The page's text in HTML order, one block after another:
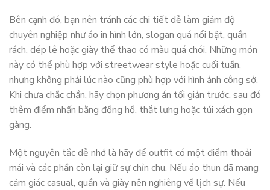
Bên cạnh đó, bạn nên tránh các chi tiết dễ làm giảm độ
chuyên nghiệp như áo in hình lớn, slogan quá nổi bật, quần
rách, dép lê hoặc giày thể thao có màu quá chói. Những món
này có thể phù hợp với streetwear style hoặc cuối tuần,
nhưng không phải lúc nào cũng phù hợp với hình ảnh công sở.
Khi chưa chắc chắn, hãy chọn phương án tối giản trước, sau đó
thêm điểm nhấn bằng đồng hồ, thắt lưng hoặc túi xách gọn
gàng.
Một nguyên tắc dễ nhớ là hãy để outfit có một điểm thoải
mái và các phần còn lại giữ sự chỉn chu. Nếu áo thun đã mang
cảm giác casual, quần và giày nên nghiêng về lịch sự. Nếu